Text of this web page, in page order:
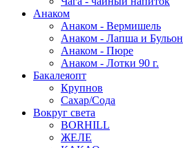
Анаком
Анаком - Вермишель
Анаком - Лапша и Бульон
Анаком - Пюре
Анаком - Лотки 90 г.
Бакалеяопт
Крупнов
Сахар/Сода
Вокруг света
BORHILL
ЖЕЛЕ